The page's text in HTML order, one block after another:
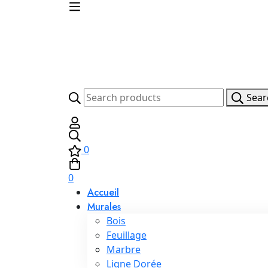
0
0
Accueil
Murales
Bois
Feuillage
Marbre
Ligne Dorée